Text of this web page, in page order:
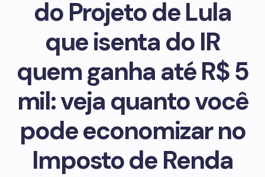
do Projeto de Lula
que isenta do IR
quem ganha até R$ 5
mil: veja quanto você
pode economizar no
Imposto de Renda